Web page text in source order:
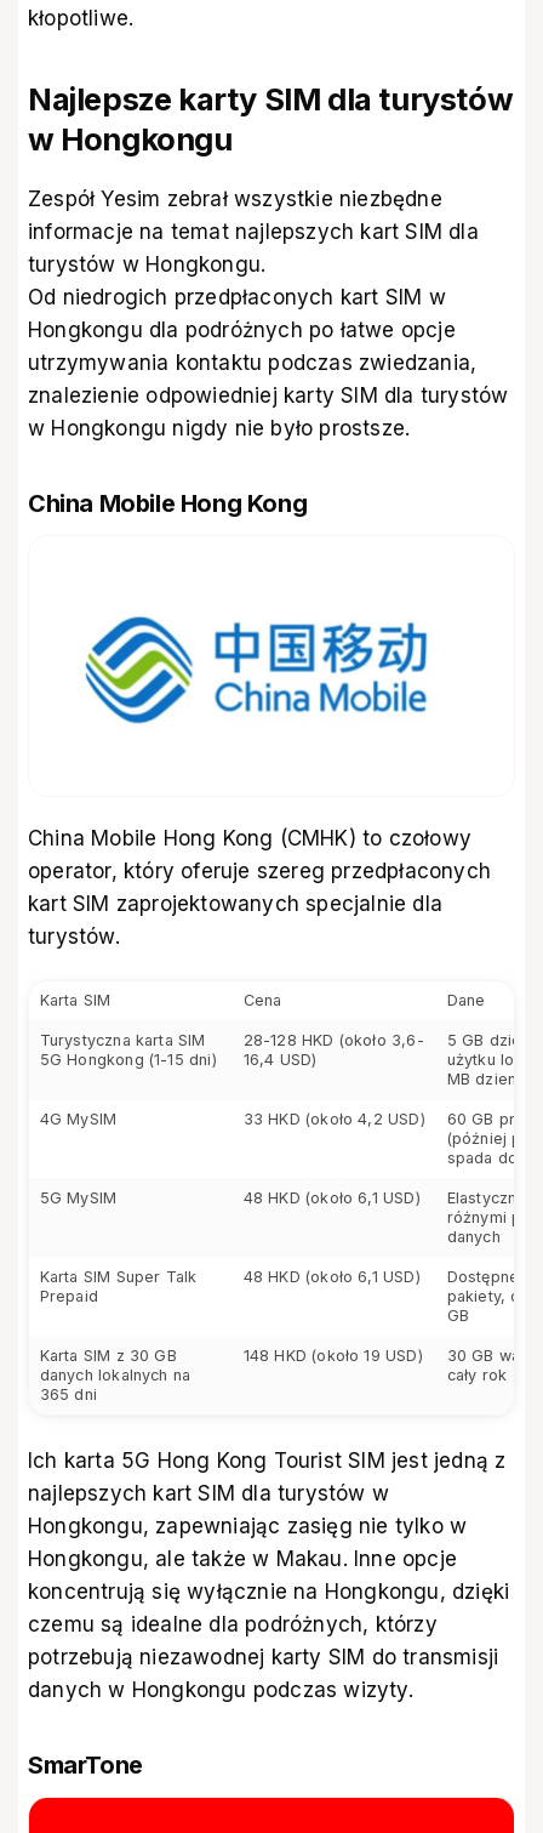
kłopotliwe.
Najlepsze karty SIM dla turystów
w Hongkongu
Zespół Yesim zebrał wszystkie niezbędne
informacje na temat najlepszych kart SIM dla
turystów w Hongkongu.
Od niedrogich przedpłaconych kart SIM w
Hongkongu dla podróżnych po łatwe opcje
utrzymywania kontaktu podczas zwiedzania,
znalezienie odpowiedniej karty SIM dla turystów
w Hongkongu nigdy nie było prostsze.
China Mobile Hong Kong
China Mobile Hong Kong (CMHK) to czołowy
operator, który oferuje szereg przedpłaconych
kart SIM zaprojektowanych specjalnie dla
turystów.
Karta SIM Cena Dane
Turystyczna karta SIM
5G Hongkong (1-15 dni)
28-128 HKD (około 3,6-
16,4 USD)
5 GB
użytku
MB
4G MySIM 33 HKD (około 4,2 USD)
60 GB przy
(później
spada do
5G MySIM 48 HKD (około 6,1 USD)
Elastyczne
różnymi
danych
Karta SIM Super Talk
Prepaid
48 HKD (około 6,1 USD)
Dostępne
pakiety,
GB
Karta SIM z 30 GB
danych lokalnych na
365 dni
148 HKD (około 19 USD)
30 GB
cały rok
Ich karta 5G Hong Kong Tourist SIM jest jedną z
najlepszych kart SIM dla turystów w
Hongkongu, zapewniając zasięg nie tylko w
Hongkongu, ale także w Makau. Inne opcje
koncentrują się wyłącznie na Hongkongu, dzięki
czemu są idealne dla podróżnych, którzy
potrzebują niezawodnej karty SIM do transmisji
danych w Hongkongu podczas wizyty.
SmarTone